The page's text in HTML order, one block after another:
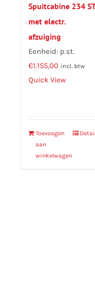
Spuitcabine 234 ST
met electr.
afzuiging
Eenheid: p.st.
€1.155,00 incl. btw
Quick View
Toevoegen
aan
winkelwagen